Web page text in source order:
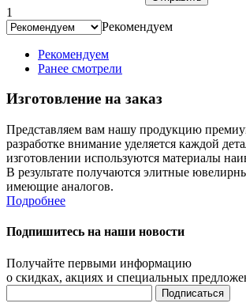
1
Рекомендуем
Рекомендуем
Ранее смотрели
Изготовление на заказ
Представляем вам нашу продукцию
разработке внимание уделяется каждой
изготовлении используются материалы
В результате получаются элитные
имеющие аналогов.
Подробнее
Подпишитесь на наши новости
Получайте первыми информацию
о скидках, акциях и специальных